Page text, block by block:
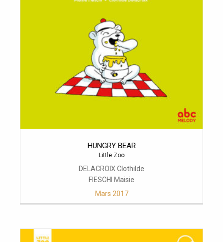
HUNGRY BEAR
Little Zoo
DELACROIX Clothilde
FIESCHI Maisie
Mars 2017